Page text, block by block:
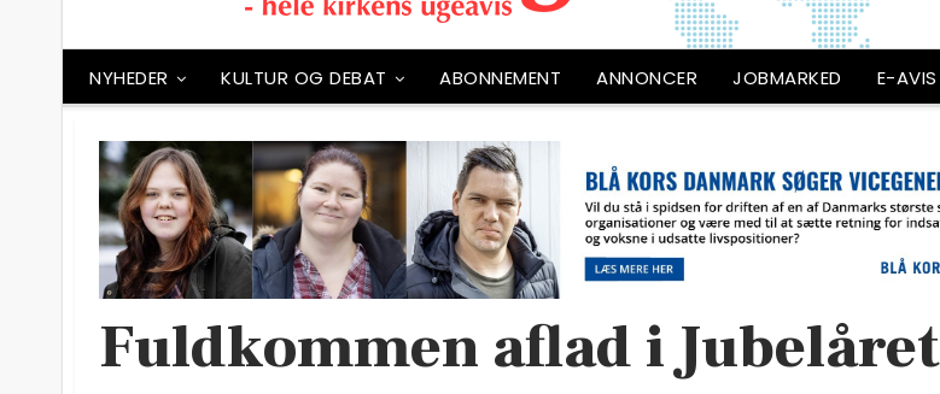
NYHEDER KULTUR OG DEBAT ABONNEMENT ANNONCER JOBMARKED E-AVIS
Fuldkommen aflad i Jubelåret